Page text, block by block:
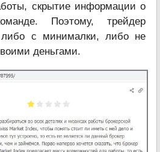
скрытие информации о
Поэтому, трейдер
либо с минималки, либо не
деньгами.